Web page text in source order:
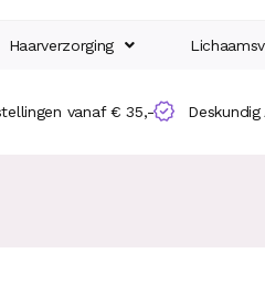
Haarverzorging
vanaf € 35,-